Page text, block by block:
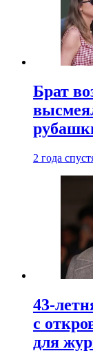
Брат
2 года
43-
с
для